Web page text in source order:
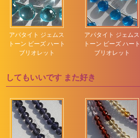
アパタイト ジェムス
トーン ビーズ ハート
ブリオレット
アパタイト ジェムス
トーン ビーズ ハート
ブリオレット
してもいいです また好き